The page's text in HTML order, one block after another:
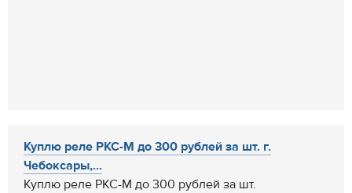
Куплю реле РКС-М до 300 рублей за шт. г.
Чебоксары,...
Куплю реле РКС-М до 300 рублей за шт.